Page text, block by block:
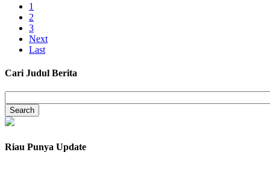
1
2
3
Next
Last
Cari Judul Berita
Riau Punya Update